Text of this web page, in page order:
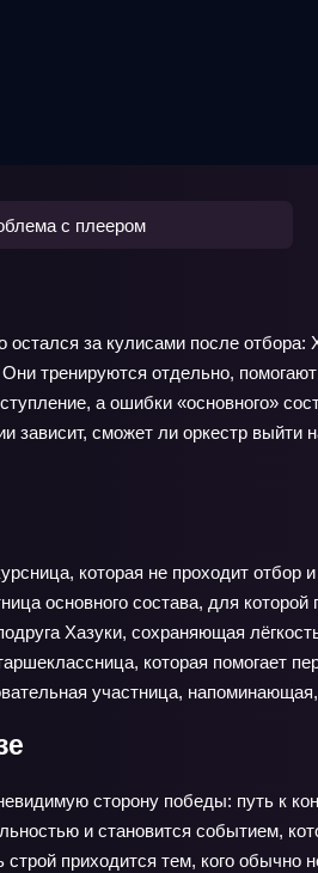
с плеером
за кулисами после
тренируются отдельно,
а ошибки «основного»
зависит, сможет ли оркестр выйти
которая не проходит отбор
основного состава, для которой
Хазуки, сохраняющая
которая помогает
участница,
сторону победы: путь к
и становится событием,
строй приходится тем, кого